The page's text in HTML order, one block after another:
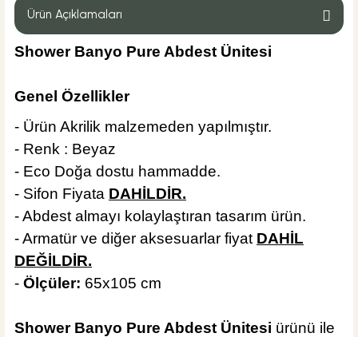
4.950,00 TL
Sepete Ekle
Hansgrohe
Hansgrohe Focus 260 Kuğu Eviye Bataryası
19.303,20 TL %47
10.230,70 TL
Sepete Ekle
Ürün Açıklamaları
Shower Banyo Pure Abdest Ünitesi
Genel Özellikler
- Ürün Akrilik malzemeden yapılmıştır.
- Renk : Beyaz
- Eco Doğa dostu hammadde.
- Sifon Fiyata DAHİLDİR.
- Abdest almayı kolaylaştıran tasarım ürün.
- Armatür ve diğer aksesuarlar fiyat DAHİL
DEĞİLDİR.
- Ölçüler: 65x105 cm
Shower Banyo Pure Abdest Ünitesi ürünü ile